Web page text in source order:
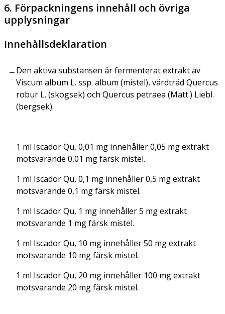
6. Förpackningens innehåll och övriga
upplysningar
Innehållsdeklaration
Den aktiva substansen är fermenterat extrakt av
Viscum album L. ssp. album (mistel), värdträd Quercus
robur L. (skogsek) och Quercus petraea (Matt.) Liebl.
(bergsek).
1 ml Iscador Qu, 0,01 mg innehåller 0,05 mg extrakt
motsvarande 0,01 mg färsk mistel.
1 ml Iscador Qu, 0,1 mg innehåller 0,5 mg extrakt
motsvarande 0,1 mg färsk mistel.
1 ml Iscador Qu, 1 mg innehåller 5 mg extrakt
motsvarande 1 mg färsk mistel.
1 ml Iscador Qu, 10 mg innehåller 50 mg extrakt
motsvarande 10 mg färsk mistel.
1 ml Iscador Qu, 20 mg innehåller 100 mg extrakt
motsvarande 20 mg färsk mistel.